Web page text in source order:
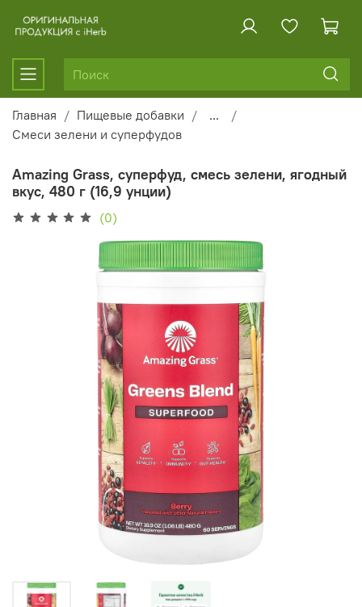
Главная Пищевые добавки
...
Смеси зелени и суперфудов
Amazing Grass, суперфуд, смесь зелени, ягодный
вкус, 480 г (16,9 унции)
(0)